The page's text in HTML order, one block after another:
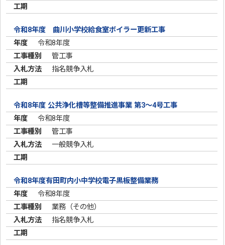
令和8年度 曲川小学校給食室ボイラー更新工事
令和8年度
管工事
指名競争入札
令和8年度 公共浄化槽等整備推進事業 第3～4号工事
令和8年度
管工事
一般競争入札
令和8年度有田町内小中学校電子黒板整備業務
令和8年度
業務（その他）
指名競争入札